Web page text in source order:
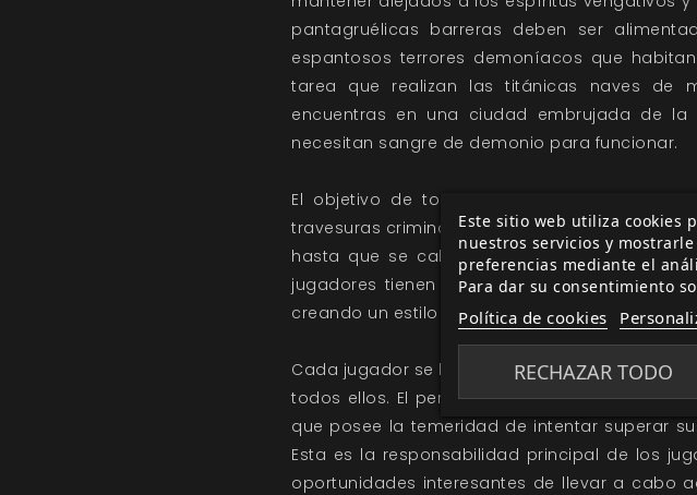
pantagruélicas barreras deben ser
espantosos terrores demoníacos que
tarea que realizan las titánicas naves de
encuentras en una ciudad embrujada de
necesitan sangre de demonio para funcionar.
El objetivo de todo lo anterior es crear un
travesuras criminales. Salir fuera de la barrera
hasta que se calmen las cosas» después
jugadores tienen consecuencias para sus
creando un estilo de juego de rol muy abierto.
Cada jugador se hace un personaje y
todos ellos. El personaje al que cada
que posee la temeridad de intentar superar
Esta es la responsabilidad principal de los
oportunidades interesantes de llevar a cabo
Este sitio web utiliza cookies
nuestros servicios y
preferencias mediante el
Para dar su consentimiento
Política de cookies
RECHAZAR TODO